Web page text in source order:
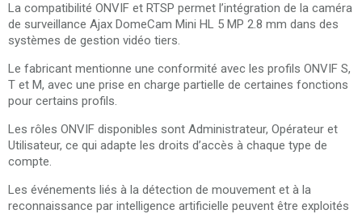
La compatibilité ONVIF et RTSP permet l’intégration de la caméra
de surveillance Ajax DomeCam Mini HL 5 MP 2.8 mm dans des
systèmes de gestion vidéo tiers.
Le fabricant mentionne une conformité avec les profils ONVIF S,
T et M, avec une prise en charge partielle de certaines fonctions
pour certains profils.
Les rôles ONVIF disponibles sont Administrateur, Opérateur et
Utilisateur, ce qui adapte les droits d’accès à chaque type de
compte.
Les événements liés à la détection de mouvement et à la
reconnaissance par intelligence artificielle peuvent être exploités